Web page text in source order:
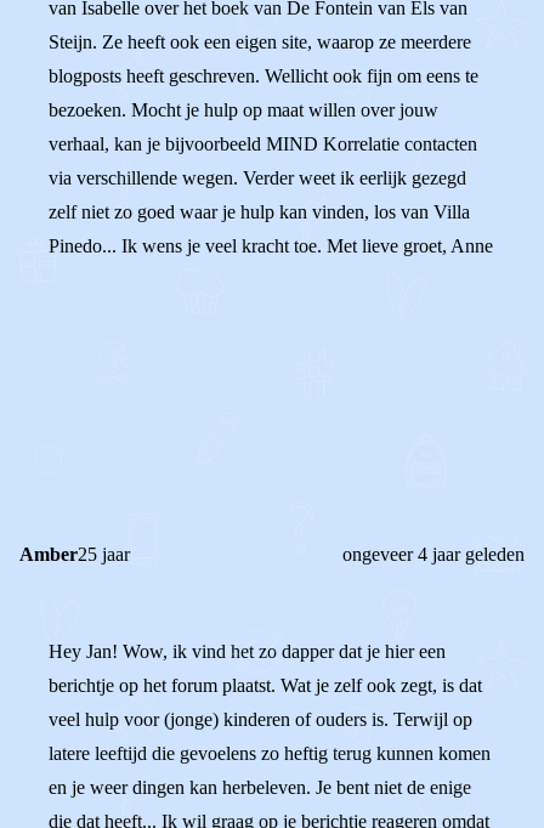
van Isabelle over het boek van De Fontein van Els van
Steijn. Ze heeft ook een eigen site, waarop ze meerdere
blogposts heeft geschreven. Wellicht ook fijn om eens te
bezoeken. Mocht je hulp op maat willen over jouw
verhaal, kan je bijvoorbeeld MIND Korrelatie contacten
via verschillende wegen. Verder weet ik eerlijk gezegd
zelf niet zo goed waar je hulp kan vinden, los van Villa
Pinedo... Ik wens je veel kracht toe. Met lieve groet, Anne
Amber25 jaar ongeveer 4 jaar geleden
Hey Jan! Wow, ik vind het zo dapper dat je hier een
berichtje op het forum plaatst. Wat je zelf ook zegt, is dat
veel hulp voor (jonge) kinderen of ouders is. Terwijl op
latere leeftijd die gevoelens zo heftig terug kunnen komen
en je weer dingen kan herbeleven. Je bent niet de enige
die dat heeft... Ik wil graag op je berichtje reageren omdat